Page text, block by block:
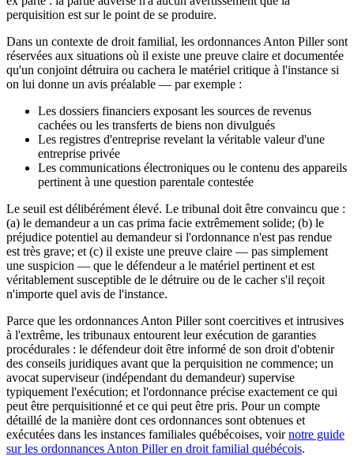
perquisition est sur le point de se produire.
Dans un contexte de droit familial, les ordonnances Anton Piller sont
réservées aux situations où il existe une preuve claire et documentée
qu'un conjoint détruira ou cachera le matériel critique à l'instance si
on lui donne un avis préalable — par exemple :
Les dossiers financiers exposant les sources de revenus
cachées ou les transferts de biens non divulgués
Les registres d'entreprise revelant la véritable valeur d'une
entreprise privée
Les communications électroniques ou le contenu des appareils
pertinent à une question parentale contestée
Le seuil est délibérément élevé. Le tribunal doit être convaincu que :
(a) le demandeur a un cas prima facie extrêmement solide; (b) le
préjudice potentiel au demandeur si l'ordonnance n'est pas rendue
est très grave; et (c) il existe une preuve claire — pas simplement
une suspicion — que le défendeur a le matériel pertinent et est
véritablement susceptible de le détruire ou de le cacher s'il reçoit
n'importe quel avis de l'instance.
Parce que les ordonnances Anton Piller sont coercitives et intrusives
à l'extrême, les tribunaux entourent leur exécution de garanties
procédurales : le défendeur doit être informé de son droit d'obtenir
des conseils juridiques avant que la perquisition ne commence; un
avocat superviseur (indépendant du demandeur) supervise
typiquement l'exécution; et l'ordonnance précise exactement ce qui
peut être perquisitionné et ce qui peut être pris. Pour un compte
détaillé de la manière dont ces ordonnances sont obtenues et
exécutées dans les instances familiales québécoises, voirnotre guide
sur les ordonnances Anton Piller en droit familial québécois.